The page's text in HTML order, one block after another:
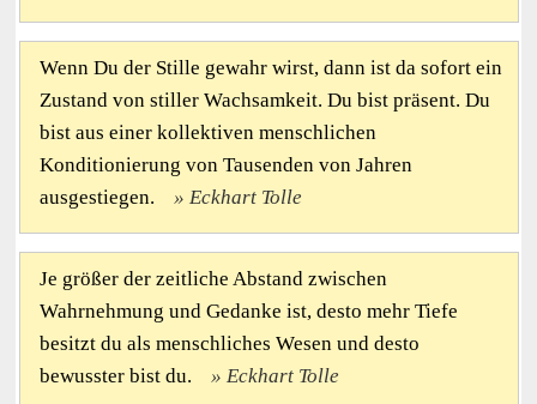
Wenn Du der Stille gewahr wirst, dann ist da sofort ein
Zustand von stiller Wachsamkeit. Du bist präsent. Du
bist aus einer kollektiven menschlichen
Konditionierung von Tausenden von Jahren
ausgestiegen.
Eckhart Tolle
Je größer der zeitliche Abstand zwischen
Wahrnehmung und Gedanke ist, desto mehr Tiefe
besitzt du als menschliches Wesen und desto
bewusster bist du.
Eckhart Tolle